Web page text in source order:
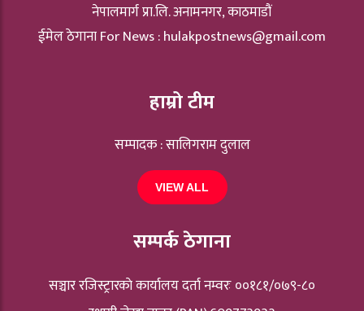
नेपालमार्ग प्रा.लि. अनामनगर, काठमाडौं
ईमेल ठेगाना For News :hulakpostnews@gmail.com
हाम्रो टीम
सम्पादक : सालिगराम दुलाल
VIEW ALL
सम्पर्क ठेगाना
सञ्चार रजिस्ट्रारकाे कार्यालय दर्ता नम्वरः ००१८१/०७९-८०